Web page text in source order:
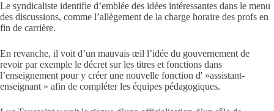
Le syndicaliste identifie d’emblée des idées intéressantes dans le menu
des discussions, comme l’allègement de la charge horaire des profs en
fin de carrière.
En revanche, il voit d’un mauvais œil l’idée du gouvernement de
revoir par exemple le décret sur les titres et fonctions dans
l’enseignement pour y créer une nouvelle fonction d' »assistant-
enseignant » afin de compléter les équipes pédagogiques.